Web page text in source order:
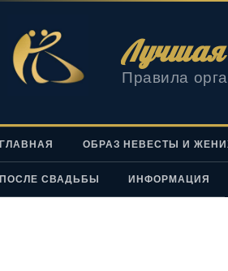
Лучшая
Правила
ГЛАВНАЯ ОБРАЗ НЕВЕСТЫ И
ПОСЛЕ СВАДЬБЫ ИНФОРМАЦИЯ